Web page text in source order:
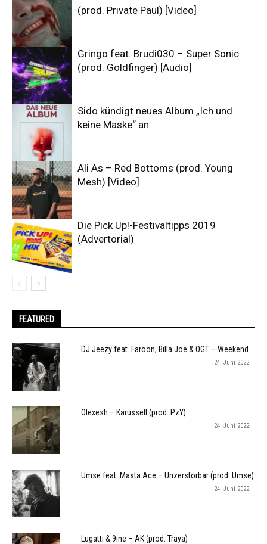
(prod. Private Paul) [Video]
Gringo feat. Brudi030 – Super Sonic
(prod. Goldfinger) [Audio]
Sido kündigt neues Album „Ich und
keine Maske“ an
Ali As – Red Bottoms (prod. Young
Mesh) [Video]
Die Pick Up!-Festivaltipps 2019
(Advertorial)
FEATURED
DJ Jeezy feat. Faroon, Billa Joe & OGT – Weekend
24. Juni 2022
Olexesh – Karussell (prod. PzY)
24. Juni 2022
Umse feat. Masta Ace – Unzerstörbar (prod. Umse)
24. Juni 2022
Lugatti & 9ine – AK (prod. Traya)